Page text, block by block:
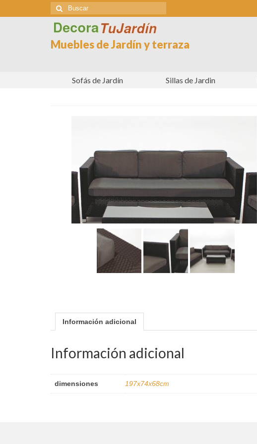
Buscar
por:
Muebles de Jardín y terraza
Sofás de Jardín Sillas de Jardin
Información adicional
Información adicional
dimensiones 197x74x68cm